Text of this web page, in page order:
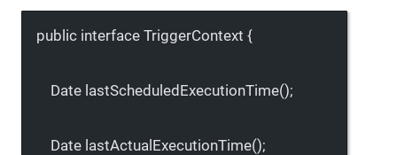
public interface TriggerContext {
Date lastScheduledExecutionTime();
Date lastActualExecutionTime();